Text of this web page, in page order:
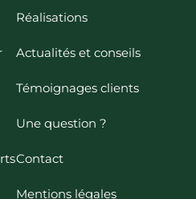
Réalisations
Actualités et conseils
Témoignages clients
Une question ?
Contact
Mentions légales